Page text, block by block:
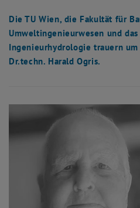
Die TU Wien, die Fakultät für
Umweltingenieurwesen und
Ingenieurhydrologie trauern
Dr.techn. Harald Ogris.